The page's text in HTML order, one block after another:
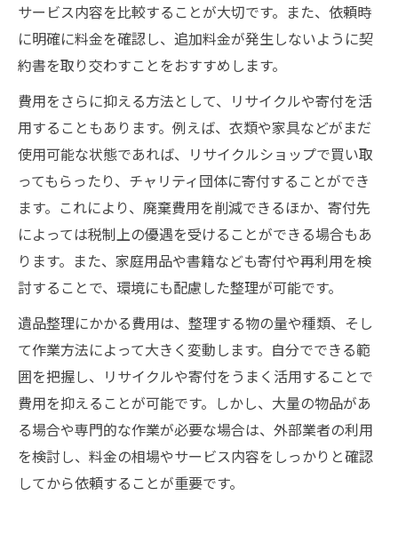
サービス内容を比較することが大切です。また、依頼時
に明確に料金を確認し、追加料金が発生しないように契
約書を取り交わすことをおすすめします。
費用をさらに抑える方法として、リサイクルや寄付を活
用することもあります。例えば、衣類や家具などがまだ
使用可能な状態であれば、リサイクルショップで買い取
ってもらったり、チャリティ団体に寄付することができ
ます。これにより、廃棄費用を削減できるほか、寄付先
によっては税制上の優遇を受けることができる場合もあ
ります。また、家庭用品や書籍なども寄付や再利用を検
討することで、環境にも配慮した整理が可能です。
遺品整理にかかる費用は、整理する物の量や種類、そし
て作業方法によって大きく変動します。自分でできる範
囲を把握し、リサイクルや寄付をうまく活用することで
費用を抑えることが可能です。しかし、大量の物品があ
る場合や専門的な作業が必要な場合は、外部業者の利用
を検討し、料金の相場やサービス内容をしっかりと確認
してから依頼することが重要です。